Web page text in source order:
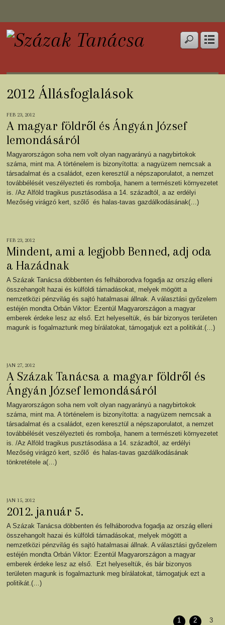
2012 Állásfoglalások
FEB 23, 2012
A magyar földről és Ángyán József
lemondásáról
Magyarországon soha nem volt olyan nagyarányú a nagybirtokok
száma, mint ma. A történelem is bizonyította: a nagyüzem nemcsak a
társadalmat és a családot, ezen keresztül a népszaporulatot, a nemzet
továbbélését veszélyezteti és rombolja, hanem a természeti környezetet
is. /Az Alföld tragikus pusztásodása a 14. századtól, a az erdélyi
Mezőség virágzó kert, szőlő és halas-tavas gazdálkodásának(…)
FEB 23, 2012
Mindent, ami a legjobb Benned, adj oda
a Hazádnak
A Százak Tanácsa döbbenten és felháborodva fogadja az ország elleni
összehangolt hazai és külföldi támadásokat, melyek mögött a
nemzetközi pénzvilág és sajtó hatalmasai állnak. A választási győzelem
estéjén mondta Orbán Viktor: Ezentúl Magyarországon a magyar
emberek érdeke lesz az első. Ezt helyeseltük, és bár bizonyos területen
magunk is fogalmaztunk meg bírálatokat, támogatjuk ezt a politikát.(…)
JAN 27, 2012
A Százak Tanácsa a magyar földről és
Ángyán József lemondásáról
Magyarországon soha nem volt olyan nagyarányú a nagybirtokok
száma, mint ma. A történelem is bizonyította: a nagyüzem nemcsak a
társadalmat és a családot, ezen keresztül a népszaporulatot, a nemzet
továbbélését veszélyezteti és rombolja, hanem a természeti környezetet
is. /Az Alföld tragikus pusztásodása a 14. századtól, az erdélyi
Mezőség virágzó kert, szőlő és halas-tavas gazdálkodásának
tönkretétele a(…)
JAN 15, 2012
2012. január 5.
A Százak Tanácsa döbbenten és felháborodva fogadja az ország elleni
összehangolt hazai és külföldi támadásokat, melyek mögött a
nemzetközi pénzvilág és sajtó hatalmasai állnak. A választási győzelem
estéjén mondta Orbán Viktor: Ezentúl Magyarországon a magyar
emberek érdeke lesz az első. Ezt helyeseltük, és bár bizonyos
területen magunk is fogalmaztunk meg bírálatokat, támogatjuk ezt a
politikát.(…)
1 2 3